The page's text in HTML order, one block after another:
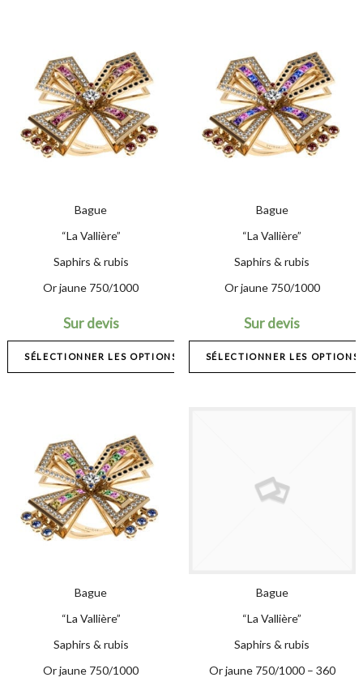
Bague
“La Vallière”
Saphirs & rubis
Or jaune 750/1000
Sur devis
SÉLECTIONNER LES OPTIONS
Bague
“La Vallière”
Saphirs & rubis
Or jaune 750/1000
Sur devis
SÉLECTIONNER LES OPTIONS
Bague
“La Vallière”
Saphirs & rubis
Or jaune 750/1000
Bague
“La Vallière”
Saphirs & rubis
Or jaune 750/1000 – 360